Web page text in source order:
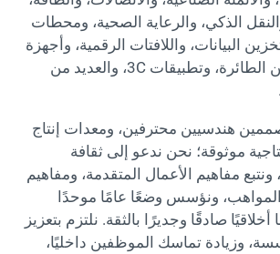
الذكي، والرعاية الصحية، ومحطات
البيانات، واللافتات الرقمية، وأجهزة
الكمبيوتر على متن الطائرة، وتطبيقات 3C، والعديد من
هندسيين محترفين، ومعدات إنتاج
موثوقة؛ نحن ندعو إلى ثقافة
مفاهيم الأعمال المتقدمة، ومفاهيم
المواهب، ونؤسس وضعًا عامًا موحدًا
صادقًا وجديرًا بالثقة. نلتزم بتعزيز
وزيادة تماسك الموظفين داخليًا،